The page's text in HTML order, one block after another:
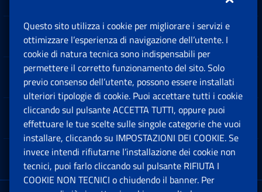
Sedi e Contatti
Software
Note Legali
App mobile
Questo sito utilizza i cookie per migliorare i servizi e
ottimizzare l’esperienza di navigazione dell’utente. I
cookie di natura tecnica sono indispensabili per
permettere il corretto funzionamento del sito. Solo
previo consenso dell’utente, possono essere installati
ulteriori tipologie di cookie. Puoi accettare tutti i cookie
cliccando sul pulsante ACCETTA TUTTI, oppure puoi
effettuare le tue scelte sulle singole categorie che vuoi
installare, cliccando su IMPOSTAZIONI DEI COOKIE. Se
invece intendi rifiutarne l’installazione dei cookie non
tecnici, puoi farlo cliccando sul pulsante RIFIUTA I
COOKIE NON TECNICI o chiudendo il banner. Per